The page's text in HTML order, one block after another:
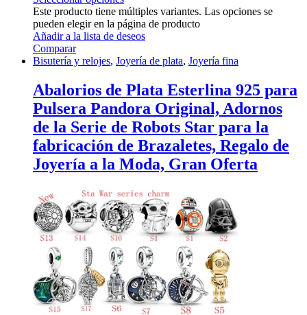
Este producto tiene múltiples variantes. Las opciones se
pueden elegir en la página de producto
Añadir a la lista de deseos
Comparar
Bisutería y relojes, Joyería de plata, Joyería fina
Abalorios de Plata Esterlina 925 para
Pulsera Pandora Original, Adornos
de la Serie de Robots Star para la
fabricación de Brazaletes, Regalo de
Joyería a la Moda, Gran Oferta